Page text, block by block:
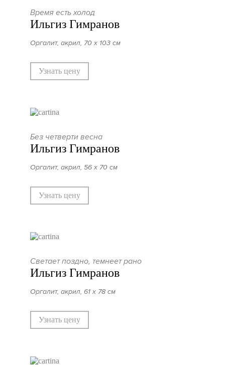
Время есть холод
Ильгиз Гимранов
Оргалит, акрил, 70 х 103 см
Узнать цену
Без четверти весна
Ильгиз Гимранов
Оргалит, акрил, 56 х 70 см
Узнать цену
Светает поздно, темнеет рано
Ильгиз Гимранов
Оргалит, акрил, 61 х 78 см
Узнать цену